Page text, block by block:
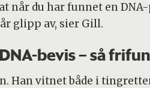
når du har funnet en
glipp av, sier Gill.
bevis – så
Han vitnet både i